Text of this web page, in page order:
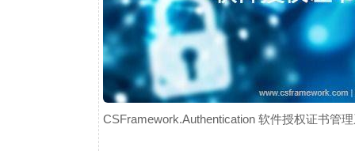
CSFramework.Authentication 软件授权证书管